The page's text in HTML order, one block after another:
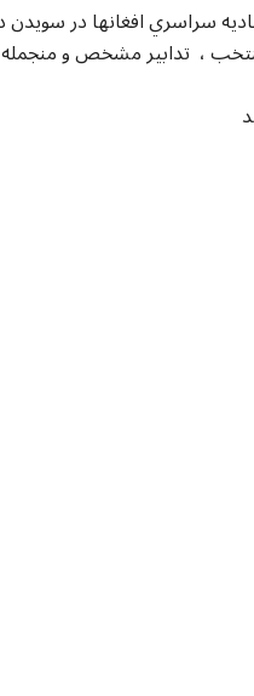
، تدابير مشخص و